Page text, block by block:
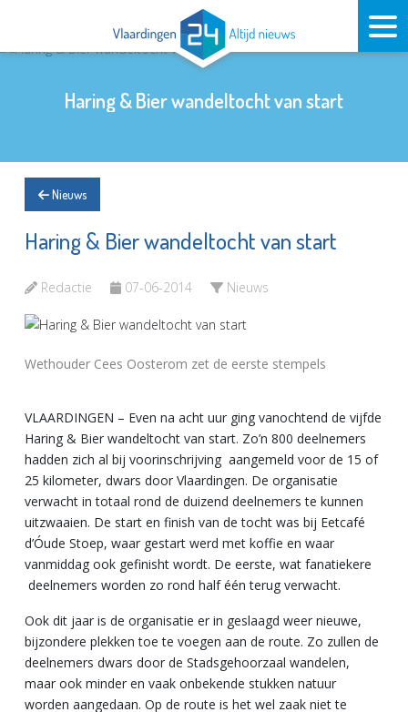
Haring & Bier wandeltocht van start
Nieuws
Haring & Bier wandeltocht van start
Redactie 07-06-2014 Nieuws
Wethouder Cees Oosterom zet de eerste stempels
VLAARDINGEN – Even na acht uur ging vanochtend de vijfde
Haring & Bier wandeltocht van start. Zo’n 800 deelnemers
hadden zich al bij voorinschrijving aangemeld voor de 15 of
25 kilometer, dwars door Vlaardingen. De organisatie
verwacht in totaal rond de duizend deelnemers te kunnen
uitzwaaien. De start en finish van de tocht was bij Eetcafé
d’Óude Stoep, waar gestart werd met koffie en waar
vanmiddag ook gefinisht wordt. De eerste, wat fanatiekere
deelnemers worden zo rond half één terug verwacht.
Ook dit jaar is de organisatie er in geslaagd weer nieuwe,
bijzondere plekken toe te voegen aan de route. Zo zullen de
deelnemers dwars door de Stadsgehoorzaal wandelen,
maar ook minder en vaak onbekende stukken natuur
worden aangedaan. Op de route is het wel zaak niet te